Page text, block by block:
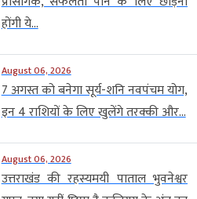
होंगी ये...
August 06, 2026
7 अगस्त को बनेगा सूर्य-शनि नवपंचम योग,
इन 4 राशियों के लिए खुलेंगे तरक्की और...
August 06, 2026
उत्तराखंड की रहस्यमयी पाताल भुवनेश्वर